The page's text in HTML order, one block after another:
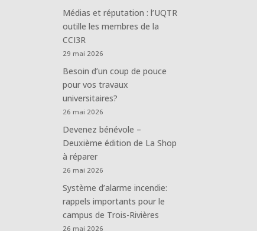
Médias et réputation : l’UQTR
outille les membres de la
CCI3R
29 mai 2026
Besoin d’un coup de pouce
pour vos travaux
universitaires?
26 mai 2026
Devenez bénévole –
Deuxième édition de La Shop
à réparer
26 mai 2026
Système d’alarme incendie:
rappels importants pour le
campus de Trois-Rivières
26 mai 2026